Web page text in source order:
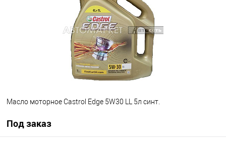
Под заказ
Масло моторное Castrol Edge 5W30 LL 5л синт.
Под заказ